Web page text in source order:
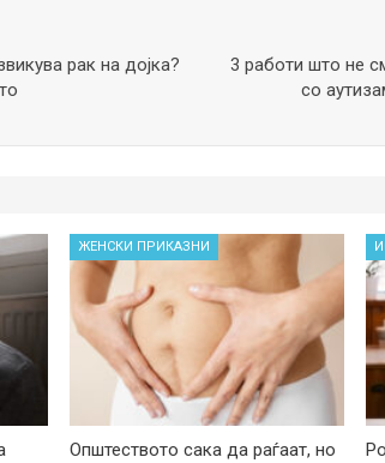
рак на дојка?
3 работи што не
со
ЖЕНСКИ ПРИКАЗНИ
Општеството сака да раѓаат, но